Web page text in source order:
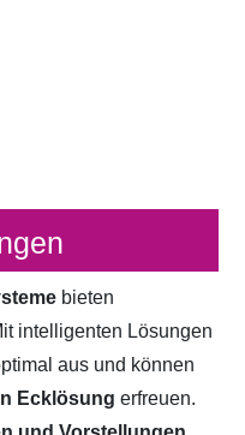
bieten
intelligenten Lösungen
aus und können
Ecklösung erfreuen.